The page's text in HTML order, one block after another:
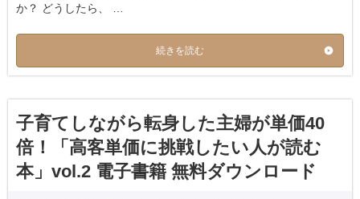
か？ どうしたら、 …
続きを読む
子育てしながら転身した主婦が単価40
倍！「高客単価に挑戦したい人が読む
本」vol.2 電子書籍 無料ダウンロード